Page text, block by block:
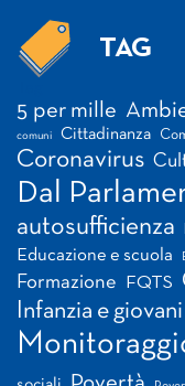
TAG
5 per mille
comuni Cittadinanza
Coronavirus
Dal
autosufficienza
Educazione e scuola
Formazione FQTS
Infanzia e giovani